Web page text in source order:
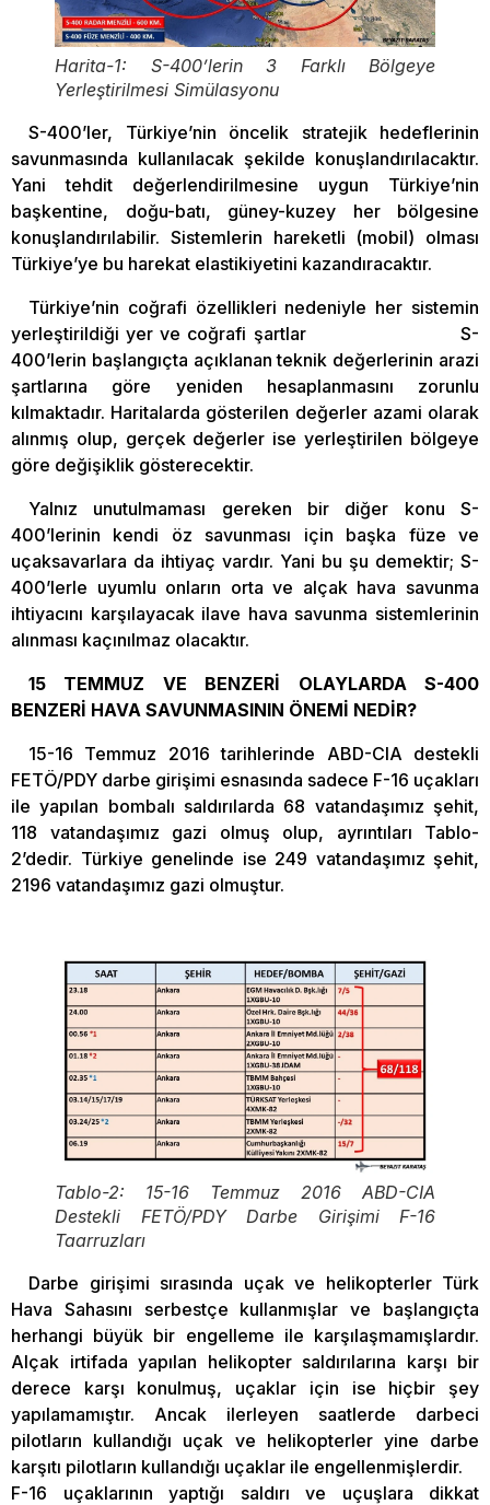
Harita-1: S-400’lerin 3 Farklı Bölgeye
Yerleştirilmesi Simülasyonu
S-400’ler, Türkiye’nin öncelik stratejik hedeflerinin
savunmasında kullanılacak şekilde konuşlandırılacaktır.
Yani tehdit değerlendirilmesine uygun Türkiye’nin
başkentine, doğu-batı, güney-kuzey her bölgesine
konuşlandırılabilir. Sistemlerin hareketli (mobil) olması
Türkiye’ye bu harekat elastikiyetini kazandıracaktır.
Türkiye’nin coğrafi özellikleri nedeniyle her sistemin
yerleştirildiği yer ve coğrafi şartlar S-
400’lerin başlangıçta açıklanan teknik değerlerinin arazi
şartlarına göre yeniden hesaplanmasını zorunlu
kılmaktadır. Haritalarda gösterilen değerler azami olarak
alınmış olup, gerçek değerler ise yerleştirilen bölgeye
göre değişiklik gösterecektir.
Yalnız unutulmaması gereken bir diğer konu S-
400’lerinin kendi öz savunması için başka füze ve
uçaksavarlara da ihtiyaç vardır. Yani bu şu demektir; S-
400’lerle uyumlu onların orta ve alçak hava savunma
ihtiyacını karşılayacak ilave hava savunma sistemlerinin
alınması kaçınılmaz olacaktır.
15 TEMMUZ VE BENZERİ OLAYLARDA S-400
BENZERİ HAVA SAVUNMASININ ÖNEMİ NEDİR?
15-16 Temmuz 2016 tarihlerinde ABD-CIA destekli
FETÖ/PDY darbe girişimi esnasında sadece F-16 uçakları
ile yapılan bombalı saldırılarda 68 vatandaşımız şehit,
118 vatandaşımız gazi olmuş olup, ayrıntıları Tablo-
2’dedir. Türkiye genelinde ise 249 vatandaşımız şehit,
2196 vatandaşımız gazi olmuştur.
Tablo-2: 15-16 Temmuz 2016 ABD-CIA
Destekli FETÖ/PDY Darbe Girişimi F-16
Taarruzları
Darbe girişimi sırasında uçak ve helikopterler Türk
Hava Sahasını serbestçe kullanmışlar ve başlangıçta
herhangi büyük bir engelleme ile karşılaşmamışlardır.
Alçak irtifada yapılan helikopter saldırılarına karşı bir
derece karşı konulmuş, uçaklar için ise hiçbir şey
yapılamamıştır. Ancak ilerleyen saatlerde darbeci
pilotların kullandığı uçak ve helikopterler yine darbe
karşıtı pilotların kullandığı uçaklar ile engellenmişlerdir.
F-16 uçaklarının yaptığı saldırı ve uçuşlara dikkat